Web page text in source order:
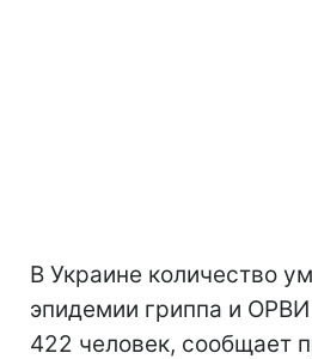
В Украине количество
эпидемии гриппа и
422 человек, сообщает